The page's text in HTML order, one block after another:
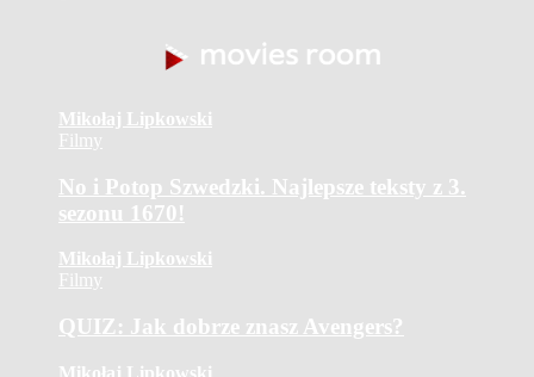
Mikołaj Lipkowski
Filmy
No i Potop Szwedzki. Najlepsze teksty z 3.
sezonu 1670!
Mikołaj Lipkowski
Filmy
QUIZ: Jak dobrze znasz Avengers?
Mikołaj Lipkowski